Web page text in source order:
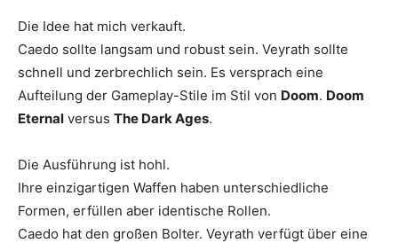
Die Idee hat mich verkauft.
Caedo sollte langsam und robust sein. Veyrath sollte
schnell und zerbrechlich sein. Es versprach eine
Aufteilung der Gameplay-Stile im Stil von Doom. Doom
Eternal versus The Dark Ages.
Die Ausführung ist hohl.
Ihre einzigartigen Waffen haben unterschiedliche
Formen, erfüllen aber identische Rollen.
Caedo hat den großen Bolter. Veyrath verfügt über eine